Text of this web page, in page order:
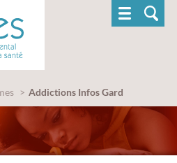
30 - Comité départemental
Addictions Infos Gard